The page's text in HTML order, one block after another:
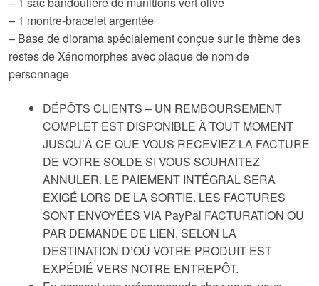
– 1 montre-bracelet argentée
– Base de diorama spécialement conçue sur le thème des
restes de Xénomorphes avec plaque de nom de
personnage
DÉPÔTS CLIENTS – UN REMBOURSEMENT
COMPLET EST DISPONIBLE À TOUT MOMENT
JUSQU’À CE QUE VOUS RECEVIEZ LA FACTURE
DE VOTRE SOLDE SI VOUS SOUHAITEZ
ANNULER. LE PAIEMENT INTÉGRAL SERA
EXIGÉ LORS DE LA SORTIE. LES FACTURES
SONT ENVOYÉES VIA PayPal FACTURATION OU
PAR DEMANDE DE LIEN, SELON LA
DESTINATION D’OÙ VOTRE PRODUIT EST
EXPÉDIÉ VERS NOTRE ENTREPÔT.